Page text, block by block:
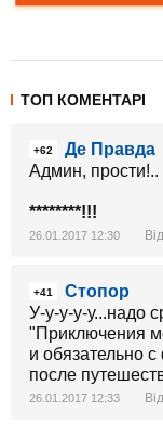
ТОП КОМЕНТАРІ
+62
Де Правда
Админ, прости!..
********!!!
26.01.2017 12:30
+41
Стопор
У-у-у-у-у...надо
"Приключения
и обязательно
после
26.01.2017 12:33